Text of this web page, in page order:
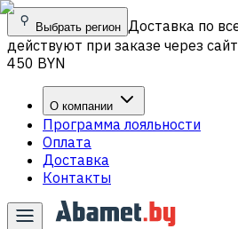
Выбрать регион Доставка по
действуют при заказе через
450 BYN
О компании
Программа лояльности
Оплата
Доставка
Контакты